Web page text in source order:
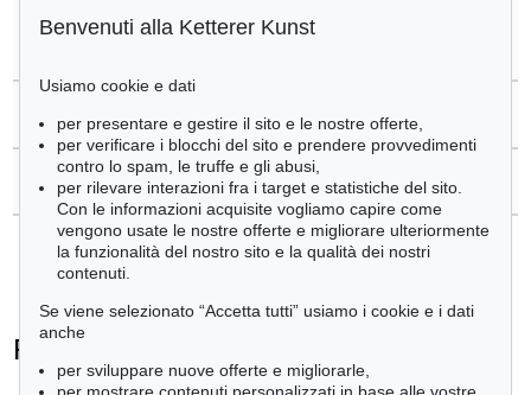
Registrare di
Contattare esperti
Rainer Fetting - Ogetti venduti
tute le offerte
Benvenuti alla Ketterer Kunst
Usiamo cookie e dati
per presentare e gestire il sito e le nostre offerte,
per verificare i blocchi del sito e prendere provvedimenti
contro lo spam, le truffe e gli abusi,
per rilevare interazioni fra i target e statistiche del sito.
Con le informazioni acquisite vogliamo capire come
vengono usate le nostre offerte e migliorare ulteriormente
la funzionalità del nostro sito e la qualità dei nostri
contenuti.
Se viene selezionato “Accetta tutti” usiamo i cookie e i dati
anche
per sviluppare nuove offerte e migliorarle,